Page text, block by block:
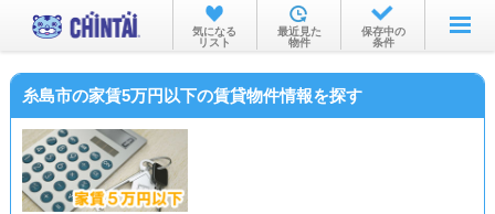
お部屋を探す
沿線・駅から
気になる
リスト
最近見た
物件
保存中の
条件
糸島市の家賃5万円以下の賃貸物件情報を探す